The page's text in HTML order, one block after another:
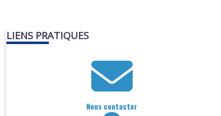
LIENS PRATIQUES
Nous contacter